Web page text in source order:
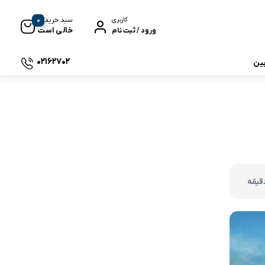
کاربری
ورود / ثبت نام
سبد خرید
خالی است
0
02162702